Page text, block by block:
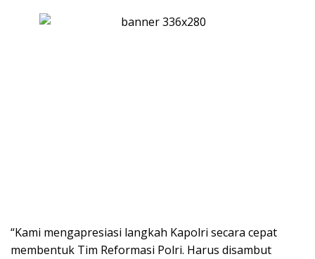
“Kami mengapresiasi langkah Kapolri secara cepat
membentuk Tim Reformasi Polri. Harus disambut